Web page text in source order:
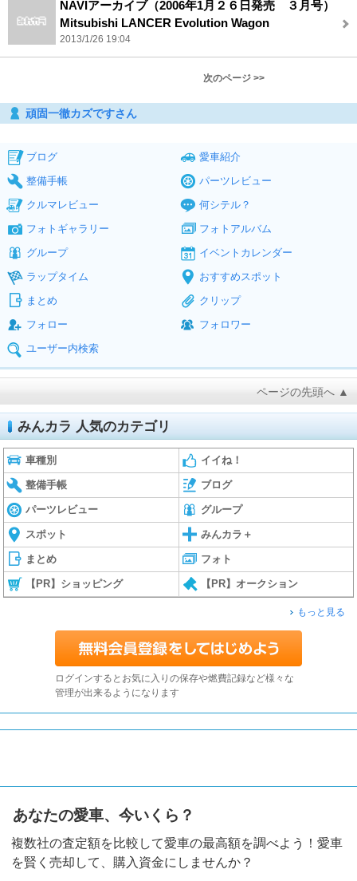
NAVIアーカイブ（2006年1月２６日発売 ３月号）
Mitsubishi LANCER Evolution Wagon
2013/1/26 19:04
次のページ >>
頑固一徹カズですさん
ブログ
愛車紹介
整備手帳
パーツレビュー
クルマレビュー
何シテル？
フォトギャラリー
フォトアルバム
グループ
イベントカレンダー
ラップタイム
おすすめスポット
まとめ
クリップ
フォロー
フォロワー
ユーザー内検索
ページの先頭へ ▲
みんカラ 人気のカテゴリ
車種別 イイね！
整備手帳 ブログ
パーツレビュー グループ
スポット みんカラ＋
まとめ フォト
【PR】ショッピング 【PR】オークション
もっと見る
ログインするとお気に入りの保存や燃費記録など様々な
管理が出来るようになります
あなたの愛車、今いくら？
複数社の査定額を比較して愛車の最高額を調べよう！愛車
を賢く売却して、購入資金にしませんか？